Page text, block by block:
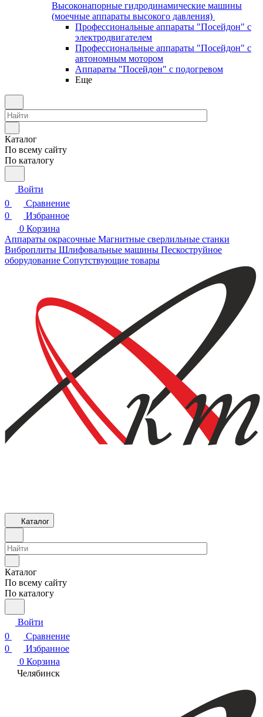
Высоконапорные гидродинамические машины
(моечные аппараты высокого давления)
Профессиональные аппараты "Посейдон" с
электродвигателем
Профессиональные аппараты "Посейдон" с
автономным мотором
Аппараты "Посейдон" с подогревом
Еще
Каталог
По всему сайту
По каталогу
Войти
0
Сравнение
0
Избранное
0 Корзина
Аппараты окрасочные Магнитные сверлильные станки
Виброплиты Шлифовальные машины Пескоструйное
оборудование Сопутствующие товары
Каталог
Каталог
По всему сайту
По каталогу
Войти
0
Сравнение
0
Избранное
0 Корзина
Челябинск